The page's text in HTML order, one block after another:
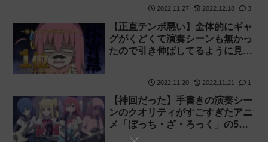
2022.11.27 2022.12.18 3
【正直テンポ悪い】全体的にギャ
グがくどくて演奏シーンも無かっ
たので引き伸ばしてるように見え
2022.11.20 2022.11.21 1
【神回だった】手書きの演奏シー
ンのクオリティがすごすぎたアニ
メ「ぼっち・ざ・ろっく」の5話
感想【結束バンド】